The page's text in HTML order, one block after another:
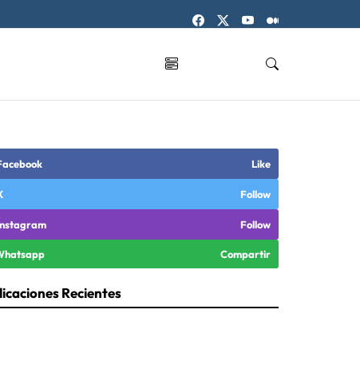
Like
Follow
Follow
Compartir
Recientes